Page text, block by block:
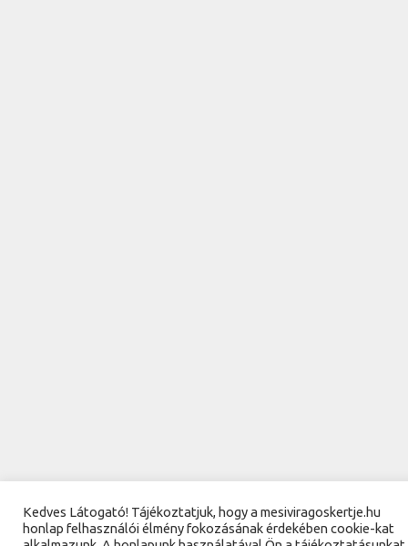
Kedves Látogató! Tájékoztatjuk, hogy a mesiviragoskertje.hu
honlap felhasználói élmény fokozásának érdekében cookie-kat